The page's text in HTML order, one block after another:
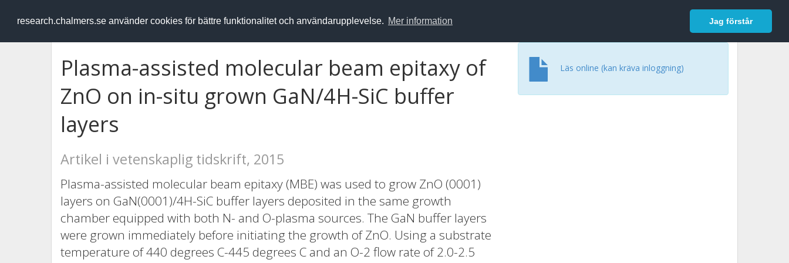
research.chalmers.se använder cookies för bättre funktionalitet och användarupplevelse. Mer information Jag förstår
RESEARCH.chalmers.se Logga in
Plasma-assisted molecular beam epitaxy of
ZnO on in-situ grown GaN/4H-SiC buffer
layers
Artikel i vetenskaplig tidskrift, 2015
Plasma-assisted molecular beam epitaxy (MBE) was used to grow ZnO (0001)
layers on GaN(0001)/4H-SiC buffer layers deposited in the same growth
chamber equipped with both N- and O-plasma sources. The GaN buffer layers
were grown immediately before initiating the growth of ZnO. Using a substrate
temperature of 440 degrees C-445 degrees C and an O-2 flow rate of 2.0-2.5
Läs online (kan kräva inloggning)